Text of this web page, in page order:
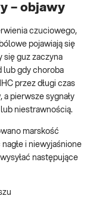
– objawy
czuciowego,
pojawiają się
się guz zaczyna
lub gdy choroba
przez długi czas
pierwsze sygnały
niestrawnością.
marskość
i niewyjaśnione
następujące